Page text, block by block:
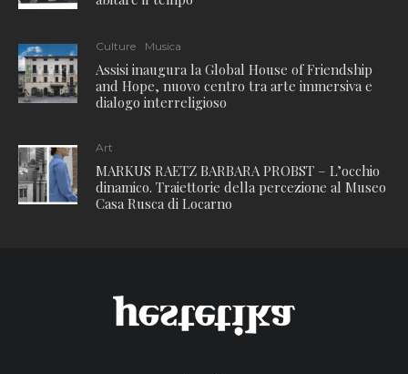
Culture Musica
Assisi inaugura la Global House of Friendship
and Hope, nuovo centro tra arte immersiva e
dialogo interreligioso
Art
MARKUS RAETZ BARBARA PROBST – L’occhio
dinamico. Traiettorie della percezione al Museo
Casa Rusca di Locarno